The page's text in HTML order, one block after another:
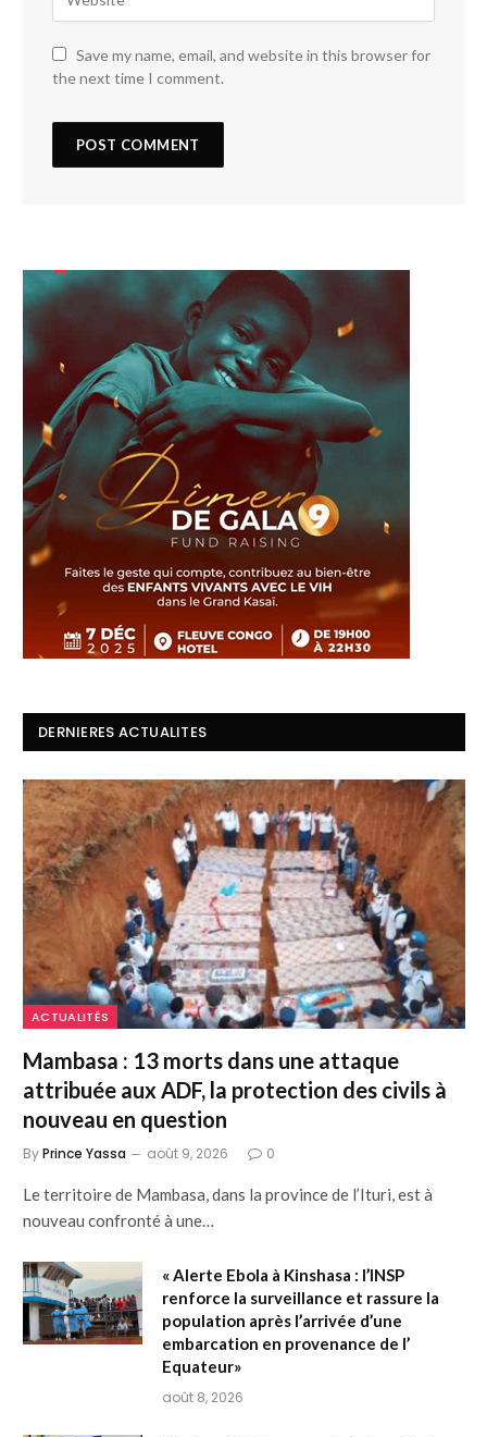
Save my name, email, and website in this browser for
the next time I comment.
DERNIERES ACTUALITES
ACTUALITÉS
Mambasa : 13 morts dans une attaque
attribuée aux ADF, la protection des civils à
nouveau en question
ByPrince Yassa août 9, 2026 0
Le territoire de Mambasa, dans la province de l’Ituri, est à
nouveau confronté à une…
« Alerte Ebola à Kinshasa : l’INSP
renforce la surveillance et rassure la
population après l’arrivée d’une
embarcation en provenance de l’
Equateur»
août 8, 2026